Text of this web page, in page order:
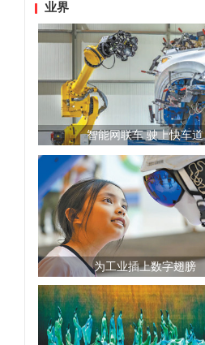
业界
智能网联车 驶上快车道
为工业插上数字翅膀